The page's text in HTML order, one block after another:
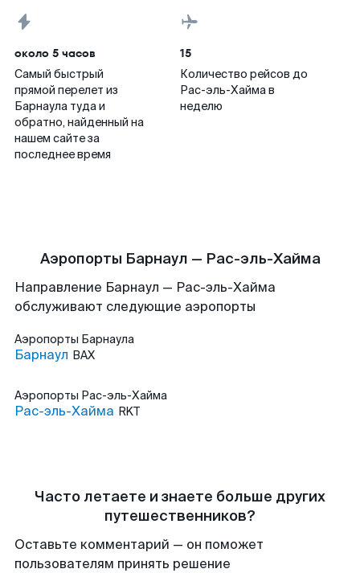
около 5 часов
Самый быстрый
прямой перелет из
Барнаула туда и
обратно, найденный на
нашем сайте за
последнее время
15
Количество рейсов до
Рас-эль-Хайма в
неделю
Аэропорты Барнаул — Рас-эль-Хайма
Направление Барнаул — Рас-эль-Хайма
обслуживают следующие аэропорты
Аэропорты Барнаула
Барнаул BAX
Аэропорты Рас-эль-Хайма
Рас-эль-Хайма RKT
Часто летаете и знаете больше других
путешественников?
Оставьте комментарий — он поможет
пользователям принять решение